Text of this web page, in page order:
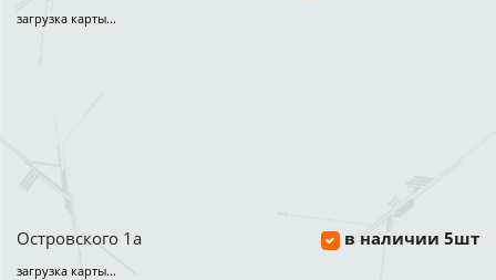
загрузка карты...
Островского 1а в наличии 5шт
загрузка карты...